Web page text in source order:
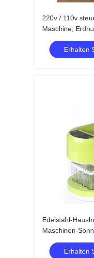
220v / 110v
Maschine,
Erhalten
Edelstahl-
Maschinen-
Maschine
Erhalten